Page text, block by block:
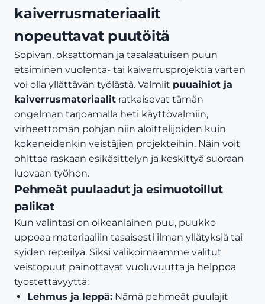
kaiverrusmateriaalit
nopeuttavat puutöitä
Sopivan, oksattoman ja tasalaatuisen puun
etsiminen vuolenta- tai kaiverrusprojektia varten
voi olla yllättävän työlästä. Valmiit puuaihiot ja
kaiverrusmateriaalit ratkaisevat tämän
ongelman tarjoamalla heti käyttövalmiin,
virheettömän pohjan niin aloittelijoiden kuin
kokeneidenkin veistäjien projekteihin. Näin voit
ohittaa raskaan esikäsittelyn ja keskittyä suoraan
luovaan työhön.
Pehmeät puulaadut ja esimuotoillut
palikat
Kun valintasi on oikeanlainen puu, puukko
uppoaa materiaaliin tasaisesti ilman yllätyksiä tai
syiden repeilyä. Siksi valikoimaamme valitut
veistopuut painottavat vuoluvuutta ja helppoa
työstettävyyttä:
Lehmus ja leppä: Nämä pehmeät puulajit